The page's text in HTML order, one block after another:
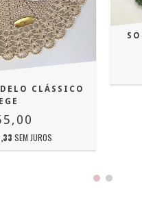
CLÁSSICO
SEM JUROS